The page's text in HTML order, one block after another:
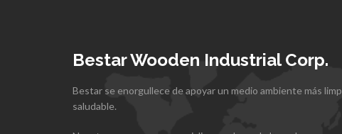
Bestar Wooden Industrial Corp.
Bestar se enorgullece de apoyar un medio ambiente más
saludable.